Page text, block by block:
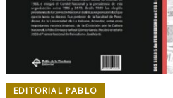
EDITORIAL PABLO